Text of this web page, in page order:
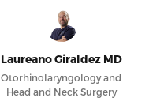
Laureano Giraldez MD
Otorhinolaryngology and
Head and Neck Surgery